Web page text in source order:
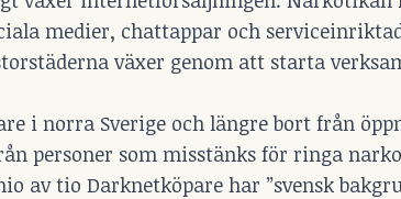
medier, chattappar och
växer genom att starta
i norra Sverige och längre bort från
personer som misstänks för ringa
av tio Darknetköpare har ”svensk